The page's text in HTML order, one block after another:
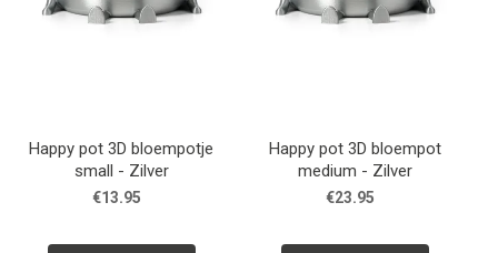
Happy pot 3D bloempotje
small - Zilver
€13.95
Happy pot 3D bloempot
medium - Zilver
€23.95